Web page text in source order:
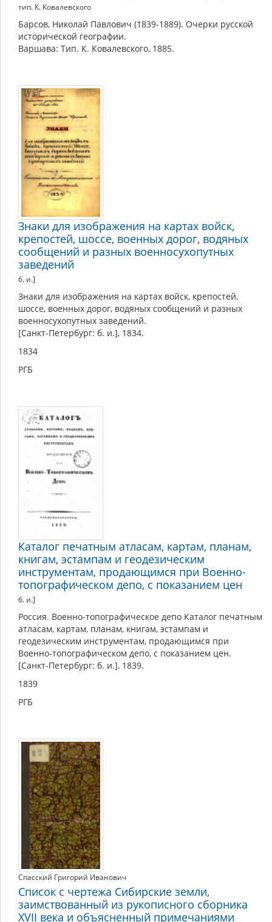
тип. К. Ковалевского
Барсов, Николай Павлович (1839-1889). Очерки русской
исторической географии.
Варшава: Тип. К. Ковалевского, 1885.
Знаки для изображения на картах войск,
крепостей, шоссе, военных дорог, водяных
сообщений и разных военносухопутных
заведений
б. и.]
Знаки для изображения на картах войск, крепостей,
шоссе, военных дорог, водяных сообщений и разных
военносухопутных заведений.
[Санкт-Петербург: б. и.], 1834.
1834
РГБ
Каталог печатным атласам, картам, планам,
книгам, эстампам и геодезическим
инструментам, продающимся при Военно-
топографическом депо, с показанием цен
б. и.]
Россия. Военно-топографическое депо Каталог печатным
атласам, картам, планам, книгам, эстампам и
геодезическим инструментам, продающимся при
Военно-топографическом депо, с показанием цен.
[Санкт-Петербург: б. и.], 1839.
1839
РГБ
Спасский Григорий Иванович
Список с чертежа Сибирские земли,
заимствованный из рукописного сборника
XVII века и объясненный примечаниями